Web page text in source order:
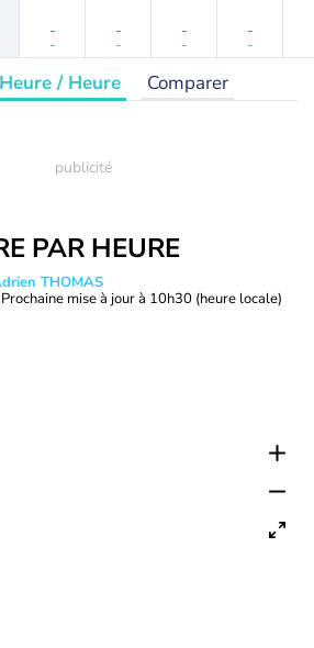
-
-
-
-
-
-
-
-
Heure / Heure Comparer
PAR HEURE
THOMAS
mise à jour à 10h30 (heure locale)